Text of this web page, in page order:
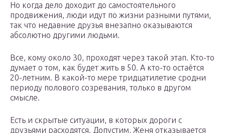
Но когда дело доходит до самостоятельного
продвижения, люди идут по жизни разными путями,
так что недавние друзья внезапно оказываются
абсолютно другими людьми.
Все, кому около 30, проходят через такой этап. Кто-то
думает о том, как будет жить в 50. А кто-то остаётся
20-летним. В какой-то мере тридцатилетие сродни
периоду полового созревания, только в другом
смысле.
Есть и скрытые ситуации, в которых дороги с
друзьями расходятся. Допустим, Женя отказывается